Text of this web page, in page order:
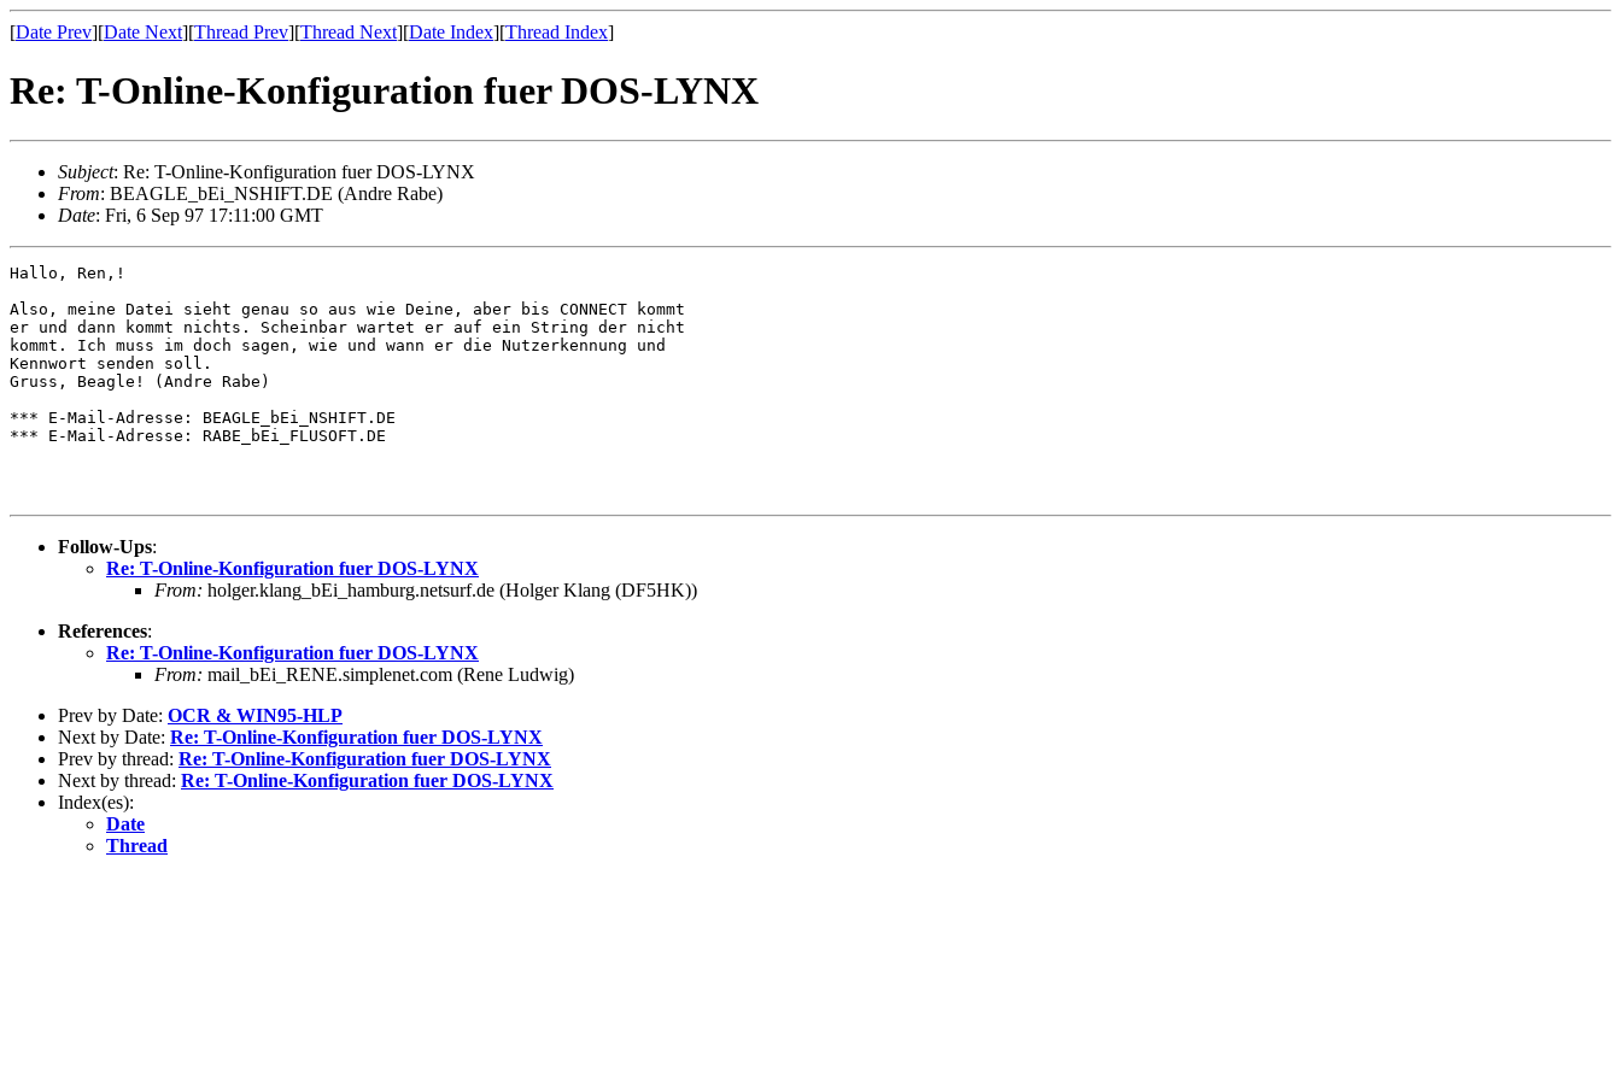
[Date Prev][Date Next][Thread Prev][Thread Next][Date Index][Thread Index]
Re: T-Online-Konfiguration fuer DOS-LYNX
Subject: Re: T-Online-Konfiguration fuer DOS-LYNX
From: BEAGLE_bEi_NSHIFT.DE (Andre Rabe)
Date: Fri, 6 Sep 97 17:11:00 GMT
Hallo, Ren‚!
Also, meine Datei sieht genau so aus wie Deine, aber bis CONNECT kommt
er und dann kommt nichts. Scheinbar wartet er auf ein String der nicht
kommt. Ich muss im doch sagen, wie und wann er die Nutzerkennung und
Kennwort senden soll.
Gruss, Beagle! (Andre Rabe)
*** E-Mail-Adresse: BEAGLE_bEi_NSHIFT.DE
*** E-Mail-Adresse: RABE_bEi_FLUSOFT.DE
Follow-Ups:
Re: T-Online-Konfiguration fuer DOS-LYNX
From: holger.klang_bEi_hamburg.netsurf.de (Holger Klang (DF5HK))
References:
Re: T-Online-Konfiguration fuer DOS-LYNX
From: mail_bEi_RENE.simplenet.com (Rene Ludwig)
Prev by Date: OCR & WIN95-HLP
Next by Date: Re: T-Online-Konfiguration fuer DOS-LYNX
Prev by thread: Re: T-Online-Konfiguration fuer DOS-LYNX
Next by thread: Re: T-Online-Konfiguration fuer DOS-LYNX
Index(es):
Date
Thread